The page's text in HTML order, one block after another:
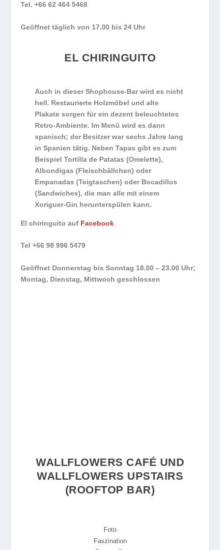
Tel. +66 62 464 5468
Geöffnet täglich von 17.00 bis 24 Uhr
EL CHIRINGUITO
Auch in dieser Shophouse-Bar wird es nicht
hell. Restaurierte Holzmöbel und alte
Plakate sorgen für ein dezent beleuchtetes
Retro-Ambiente. Im Menü wird es dann
spanisch; der Besitzer war sechs Jahre lang
in Spanien tätig. Neben Tapas gibt es zum
Beispiel Tortilla de Patatas (Omelette),
Albondigas (Fleischbällchen) oder
Empanadas (Teigtaschen) oder Bocadillos
(Sandwiches), die man alle mit einem
Xoriguer-Gin herunterspülen kann.
El chiringuito auf Facebook
Tel +66 98 996 5479
Geöffnet Donnerstag bis Sonntag 18.00 – 23.00 Uhr;
Montag, Dienstag, Mittwoch geschlossen
WALLFLOWERS CAFÉ UND
WALLFLOWERS UPSTAIRS
(ROOFTOP BAR)
Foto
Faszination